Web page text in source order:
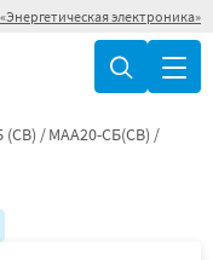
электроника»
(СВ)
МАА20-СБ(СВ)